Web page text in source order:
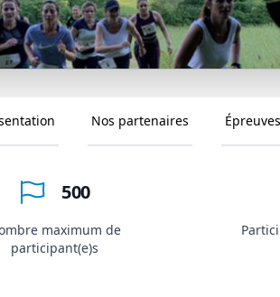
Nos partenaires Épreuves
500
maximum de
participant(e)s